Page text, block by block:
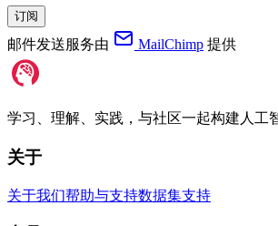
订阅
邮件发送服务由 MailChimp 提供
学习、理解、实践，与社区一起构建人工
关于
关于我们帮助与支持数据集支持